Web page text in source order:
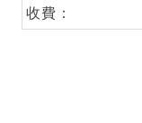
收費：